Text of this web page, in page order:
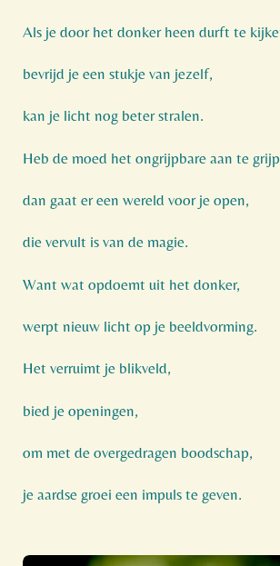
Als je door het donker heen durft te
bevrijd je een stukje van jezelf,
kan je licht nog beter stralen.
Heb de moed het ongrijpbare aan te
dan gaat er een wereld voor je open,
die vervult is van de magie.
Want wat opdoemt uit het donker,
werpt nieuw licht op je beeldvorming.
Het verruimt je blikveld,
bied je openingen,
om met de overgedragen boodschap,
je aardse groei een impuls te geven.